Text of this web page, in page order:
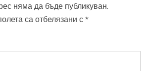
няма да бъде публикуван.
са отбелязани с *